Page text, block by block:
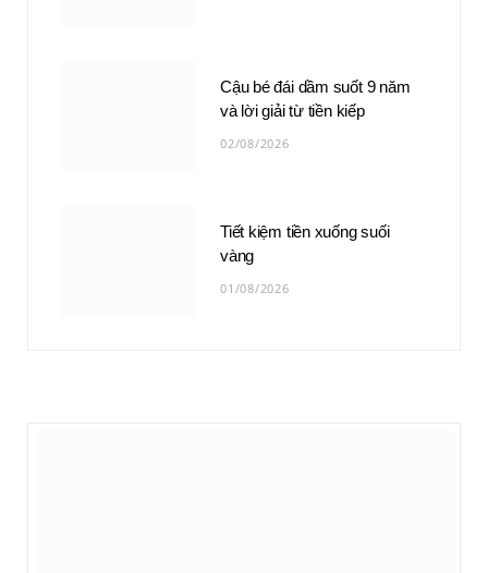
Cậu bé đái dầm suốt 9 năm
và lời giải từ tiền kiếp
02/08/2026
Tiết kiệm tiền xuống suối
vàng
01/08/2026